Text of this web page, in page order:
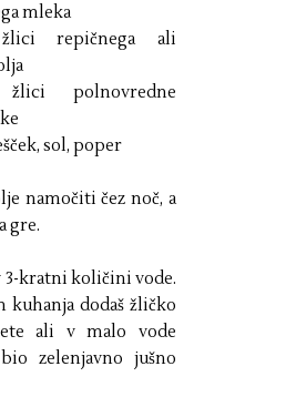
mleka
repičnega ali
polnovredne
sol, poper
namočiti čez noč, a
gre.
3-kratni količini vode.
kuhanja dodaš žličko
ali v malo vode
zelenjavno jušno